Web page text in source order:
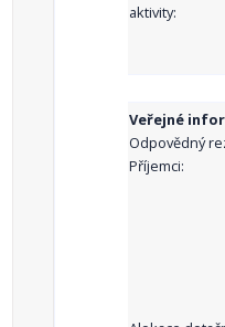
aktivity:
Veřejné
Odpovědný
Příjemci: